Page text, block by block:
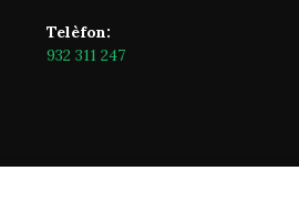
Telèfon:
932 311 247